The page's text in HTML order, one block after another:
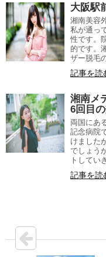
大阪駅
湘南美容
私が通っ
性です。
的です。
ザー脱毛
記事を読
湘南メ
6回目
両国にあ
記念病院
けました
でしょう
トしてい
記事を読